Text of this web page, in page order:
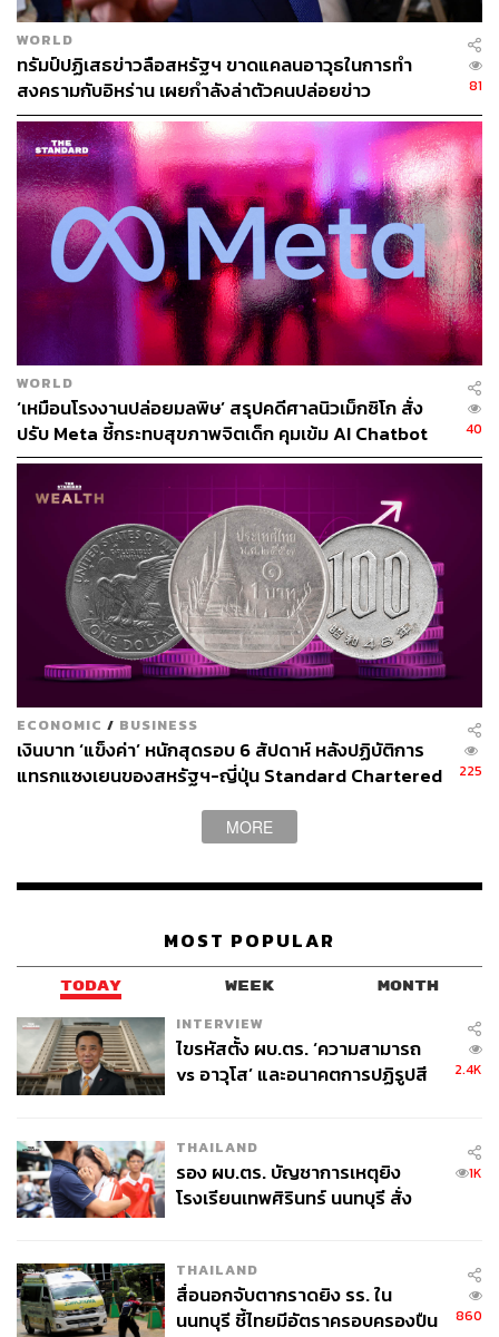
https://www.bbc.com/news/live/c8jke9v9xv9t?post=a
sset%3Ab20ae531-b95b-4adc-9bea-408b25819fe8#
post
https://www.ft.com/content/3bd9fb6c-2985-4d24-b86
b-23b7884031f5?syn-25a6b1a6=1
TAGS: Israel Middle East
กระทรวงกลาโหมสหรัฐฯ
Financial Times
Mojtaba Khamenei
Energy Shock
Donald Trump USA
Iran
Pakistan
Venezuela
ABOUT THE AUTHOR
วิโรจน์ เลิศจิตต์ธรรม
Senior Content Creator กองข่าวต่างประเทศ
THE STANDARD
WORLD
ทรัมป์ปฏิเสธข่าวลือสหรัฐฯ ขาดแคลนอาวุธในการทำ
สงครามกับอิหร่าน เผยกำลังล่าตัวคนปล่อยข่าว
81
WORLD
‘เหมือนโรงงานปล่อยมลพิษ’ สรุปคดีศาลนิวเม็กซิโก สั่ง
ปรับ Meta ชี้กระทบสุขภาพจิตเด็ก คุมเข้ม AI Chatbot
40
ECONOMIC / BUSINESS
เงินบาท ‘แข็งค่า’ หนักสุดรอบ 6 สัปดาห์ หลังปฏิบัติการ
แทรกแซงเยนของสหรัฐฯ-ญี่ปุ่น Standard Chartered
225
MORE
MOST POPULAR
TODAY WEEK MONTH
INTERVIEW
ไขรหัสตั้ง ผบ.ตร. ‘ความสามารถ
vs อาวุโส’ และอนาคตการปฏิรูปสี
2.4K
THAILAND
รอง ผบ.ตร. บัญชาการเหตุยิง
โรงเรียนเทพศิรินทร์ นนทบุรี สั่ง
1K
THAILAND
สื่อนอกจับตากราดยิง รร. ใน
นนทบุรี ชี้ไทยมีอัตราครอบครองปืน
860